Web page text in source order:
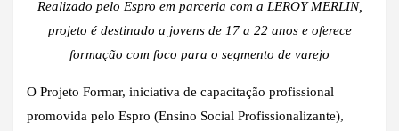
Realizado pelo Espro em parceria com a LEROY MERLIN,
projeto é destinado a jovens de 17 a 22 anos e oferece
formação com foco para o segmento de varejo
O Projeto Formar, iniciativa de capacitação profissional
promovida pelo Espro (Ensino Social Profissionalizante),